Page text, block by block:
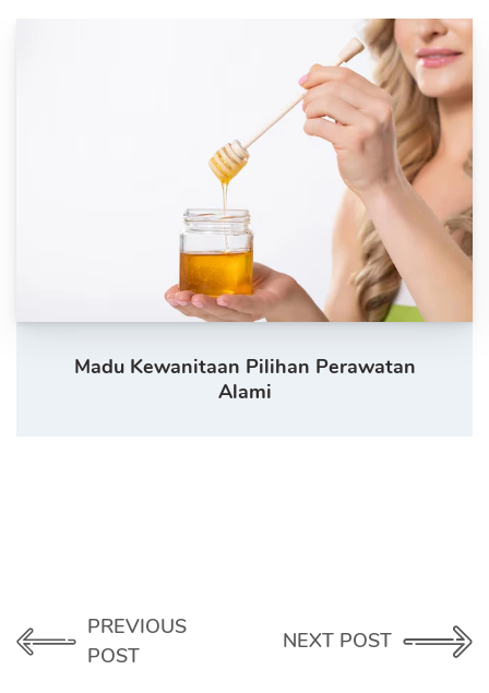
Madu Kewanitaan Pilihan Perawatan
Alami
PREVIOUS
POST
NEXT POST